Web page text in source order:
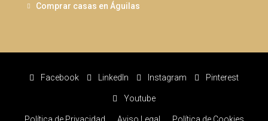
Comprar casas en Águilas
Facebook LinkedIn Instagram Pinterest
Youtube
Política de Privacidad Aviso Legal Política de Cookies